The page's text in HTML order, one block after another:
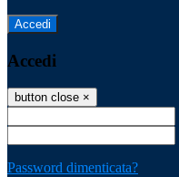
Accedi
Accedi
button close ×
Password dimenticata?